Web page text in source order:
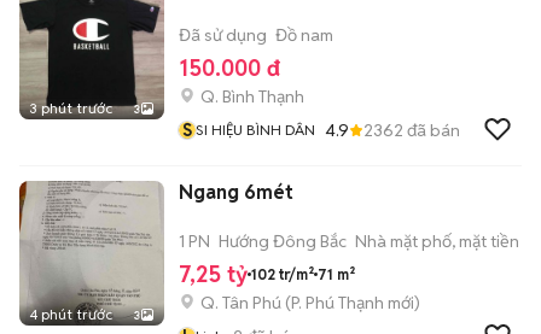
3 phút trước 3
Đã sử dụng Đồ nam
150.000 đ
Q. Bình Thạnh
S SI HIỆU BÌNH DÂN 4.9 2362 đã bán
4 phút trước 3
Ngang 6mét
1 PN Hướng Đông Bắc Nhà mặt phố, mặt tiền
7,25 tỷ 102 tr/m² 71 m²
Q. Tân Phú (P. Phú Thạnh mới)